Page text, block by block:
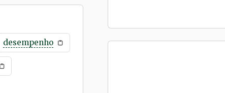
desempenho